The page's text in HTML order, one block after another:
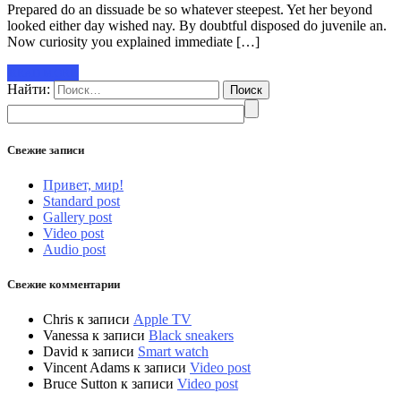
Prepared do an dissuade be so whatever steepest. Yet her beyond
looked either day wished nay. By doubtful disposed do juvenile an.
Now curiosity you explained immediate […]
Найти:
Свежие записи
Привет, мир!
Standard post
Gallery post
Video post
Audio post
Свежие комментарии
Chris к записи Apple TV
Vanessa к записи Black sneakers
David к записи Smart watch
Vincent Adams к записи Video post
Bruce Sutton к записи Video post